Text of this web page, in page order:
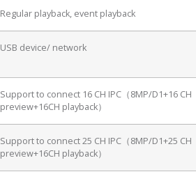
Regular playback, event playback
USB device/ network
Support to connect 16 CH IPC（8MP/D1+16 CH
preview+16CH playback）
Support to connect 25 CH IPC（8MP/D1+25 CH
preview+16CH playback）